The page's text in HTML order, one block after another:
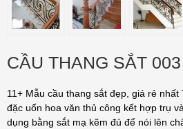
CẦU THANG SẮT 003
11+ Mẫu cầu thang sắt đẹp, giá rẻ
đặc uốn hoa văn thủ công kết hợp trụ
dụng bằng sắt mạ kẽm đủ để nói lên